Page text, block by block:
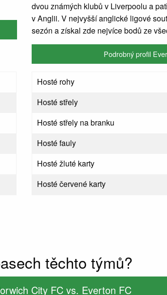
dvou známých klubů v Liverpoolu a
v Anglii. V nejvyšší anglické ligové
sezón a získal zde nejvíce bodů ze
Podrobný profil
Hosté rohy
Hosté střely
Hosté střely na branku
Hosté fauly
Hosté žluté karty
Hosté červené karty
těchto týmů?
City FC vs. Everton FC